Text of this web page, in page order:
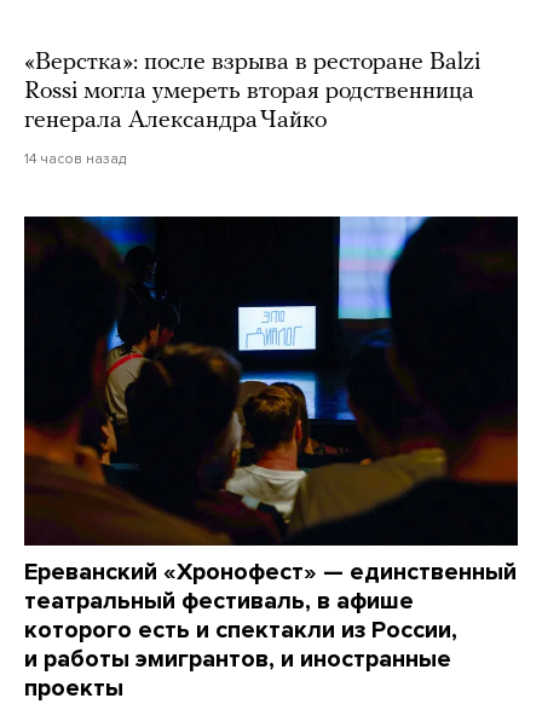
«Верстка»: после взрыва в ресторане Balzi
Rossi могла умереть вторая родственница
генерала Александра Чайко
14 часов назад
Ереванский «Хронофест» — единственный
театральный фестиваль, в афише
которого есть и спектакли из России,
и работы эмигрантов, и иностранные
проекты